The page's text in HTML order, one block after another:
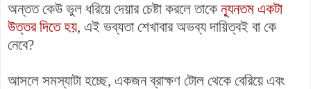
অন্তত কেউ ভুল ধরিয়ে দেয়ার চেষ্টা করলে তাকে ন্যূনতম একটা
উত্তর দিতে হয়, এই ভব্যতা শেখাবার অভব্য দায়িত্বই বা কে
নেবে?
আসলে সমস্যাটা হচ্ছে, একজন ব্রাক্ষণ টোল থেকে বেরিয়ে এবং